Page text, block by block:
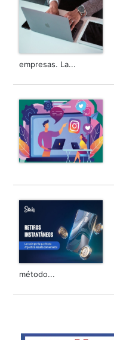
empresas. La...
método...